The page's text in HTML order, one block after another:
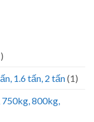
1.6 tấn, 2 tấn(1)
800kg,